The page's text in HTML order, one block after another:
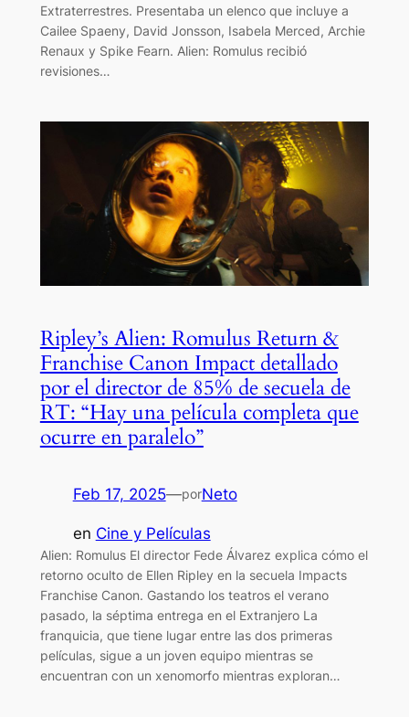
Extraterrestres. Presentaba un elenco que incluye a
Cailee Spaeny, David Jonsson, Isabela Merced, Archie
Renaux y Spike Fearn. Alien: Romulus recibió
revisiones…
Ripley’s Alien: Romulus Return &
Franchise Canon Impact detallado
por el director de 85% de secuela de
RT: “Hay una película completa que
ocurre en paralelo”
Feb 17, 2025—porNeto
en Cine y Películas
Alien: Romulus El director Fede Álvarez explica cómo el
retorno oculto de Ellen Ripley en la secuela Impacts
Franchise Canon. Gastando los teatros el verano
pasado, la séptima entrega en el Extranjero La
franquicia, que tiene lugar entre las dos primeras
películas, sigue a un joven equipo mientras se
encuentran con un xenomorfo mientras exploran…